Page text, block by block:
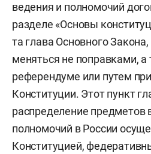
ведения и полномочий
разделе «Основы
та глава Основного
меняться не поправками, а
референдуме или путем
Конституции. Этот пункт
распределение предметов
полномочий в России
Конституцией,